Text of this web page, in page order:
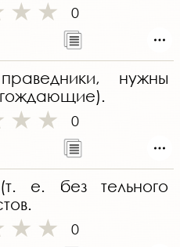
0
нужны
0
е. без тельного
0